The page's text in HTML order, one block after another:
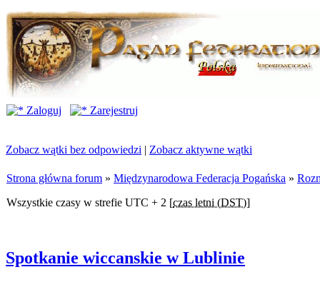
Zaloguj Zarejestruj
Zobacz wątki bez odpowiedzi | Zobacz aktywne wątki
Strona główna forum » Międzynarodowa Federacja Pogańska »
Wszystkie czasy w strefie UTC + 2 [czas letni (DST)]
Spotkanie wiccanskie w Lublinie